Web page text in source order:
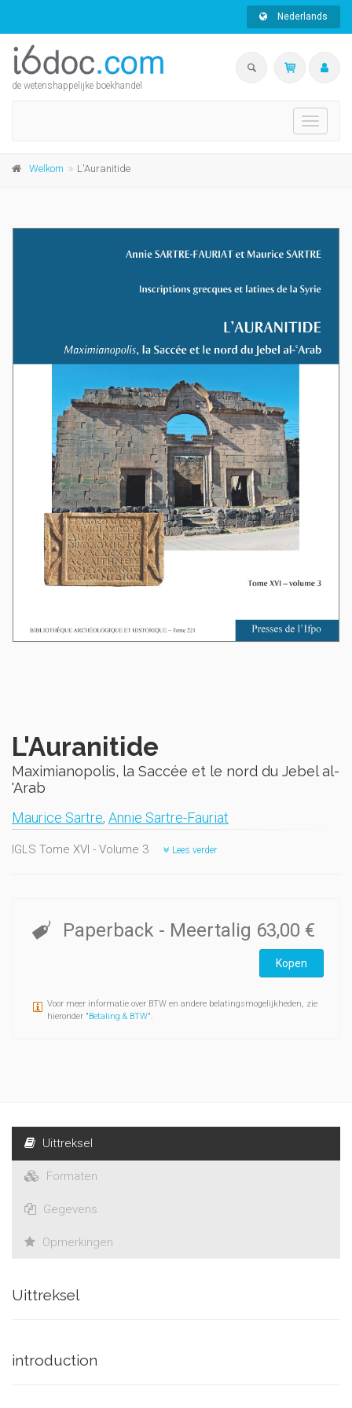
Nederlands
de wetenshappelijke boekhandel
Toggle
Welkom L'Auranitide
L'Auranitide
Maximianopolis, la Saccée et le nord du Jebel al-
'Arab
Maurice Sartre, Annie Sartre-Fauriat
IGLS Tome XVI - Volume 3 Lees verder
Paperback - Meertalig 63,00 €
Kopen
Voor meer informatie over BTW en andere belatingsmogelijkheden, zie
hieronder "Betaling & BTW".
Uittreksel
Formaten
Gegevens
Opmerkingen
Uittreksel
introduction